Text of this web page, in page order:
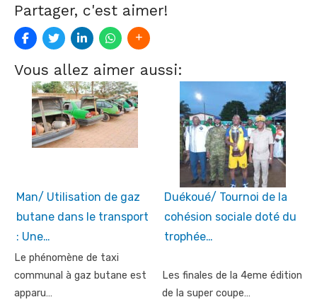
Partager, c'est aimer!
Vous allez aimer aussi:
Man/ Utilisation de gaz
butane dans le transport
: Une…
Le phénomène de taxi
communal à gaz butane est
apparu…
Duékoué/ Tournoi de la
cohésion sociale doté du
trophée…
Les finales de la 4eme édition
de la super coupe…